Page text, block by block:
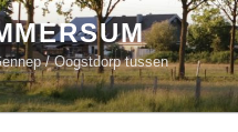
/ Oogstdorp tussen